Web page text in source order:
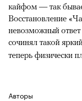
кайфом — так
Восстановление
невозможный ответ
сочинял такой
теперь физически
Авторы